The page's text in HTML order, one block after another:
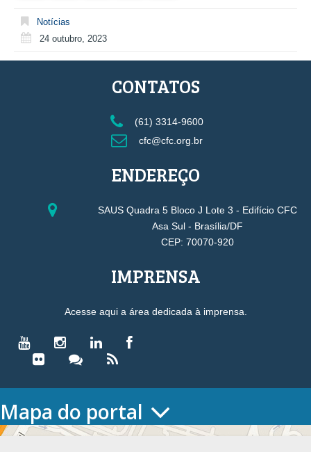
Notícias
24 outubro, 2023
CONTATOS
(61) 3314-9600
cfc@cfc.org.br
ENDEREÇO
SAUS Quadra 5 Bloco J Lote 3 - Edifício CFC
Asa Sul - Brasília/DF
CEP: 70070-920
IMPRENSA
Acesse aqui a área dedicada à imprensa.
Mapa do portal
HOME